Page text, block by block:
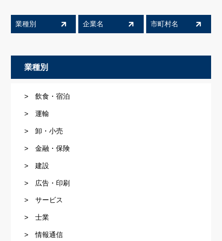
業種別 企業名 市町村名
業種別
> 飲食・宿泊
> 運輸
> 卸・小売
> 金融・保険
> 建設
> 広告・印刷
> サービス
> 士業
> 情報通信